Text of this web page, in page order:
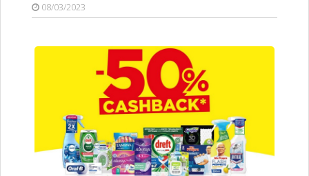
08/03/2023